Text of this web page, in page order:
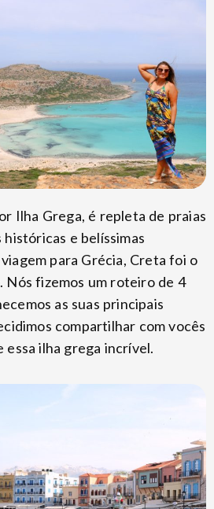
Ilha Grega, é repleta de praias
históricas e belíssimas
para Grécia, Creta foi o
Nós fizemos um roteiro de 4
as suas principais
compartilhar com vocês
essa ilha grega incrível.